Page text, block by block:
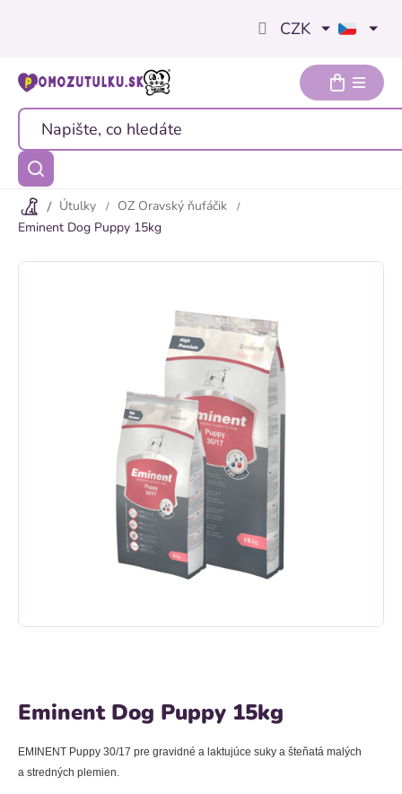
CZK
Útulky
OZ Oravský ňufáčik
Eminent Dog Puppy 15kg
Eminent Dog Puppy 15kg
EMINENT Puppy 30/17 pre gravidné a laktujúce suky a šteňatá malých
a stredných plemien.